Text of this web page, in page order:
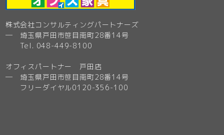
株式会社コンサルティングパートナーズ
─ 埼玉県戸田市笹目南町28番14号
Tel. 048-449-8100
オフィスパートナー 戸田店
─ 埼玉県戸田市笹目南町28番14号
フリーダイヤル0120-356-100